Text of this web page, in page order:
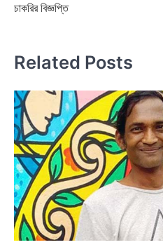
navigation
চাকরির বিজ্ঞপ্তি
Related Posts